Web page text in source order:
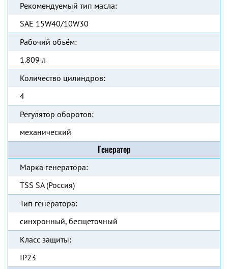
Рекомендуемый тип масла:
SAE 15W40/10W30
Рабочий объём:
1.809 л
Количество цилиндров:
4
Регулятор оборотов:
механический
Генератор
Марка генератора:
TSS SA (Россия)
Тип генератора:
синхронный, бесщеточный
Класс защиты:
IP23